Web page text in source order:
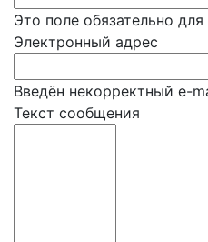
Это поле обязательно для
Электронный адрес
Введён некорректный e-
Текст сообщения